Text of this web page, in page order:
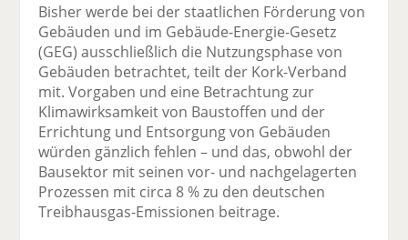
Bisher werde bei der staatlichen Förderung von
Gebäuden und im Gebäude-Energie-Gesetz
(GEG) ausschließlich die Nutzungsphase von
Gebäuden betrachtet, teilt der Kork-Verband
mit. Vorgaben und eine Betrachtung zur
Klimawirksamkeit von Baustoffen und der
Errichtung und Entsorgung von Gebäuden
würden gänzlich fehlen – und das, obwohl der
Bausektor mit seinen vor- und nachgelagerten
Prozessen mit circa 8 % zu den deutschen
Treibhausgas-Emissionen beitrage.